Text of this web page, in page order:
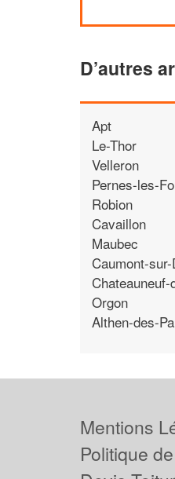
D’autres
Apt
Le-Thor
Velleron
Pernes-les-
Robion
Cavaillon
Maubec
Caumont-
Chateauneuf-
Orgon
Althen-des-
Mentions
Politique